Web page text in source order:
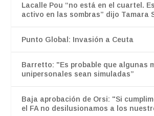
Lacalle Pou “no está en el cuartel.
activo en las sombras” dijo Tamara
Punto Global: Invasión a Ceuta
Barretto: "Es probable que algunas
unipersonales sean simuladas”
Baja aprobación de Orsi: "Si
el FA no desilusionamos a los